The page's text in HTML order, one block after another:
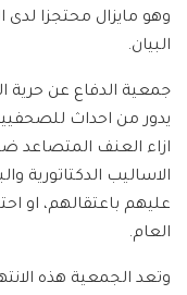
وهو مايزال محتجزا لدى
البيان.
جمعية الدفاع عن حرية
يدور من احداث
ازاء العنف المتصاعد
الاساليب الدكتاتورية
عليهم باعتقالهم، او
العام.
وتعد الجمعية هذه